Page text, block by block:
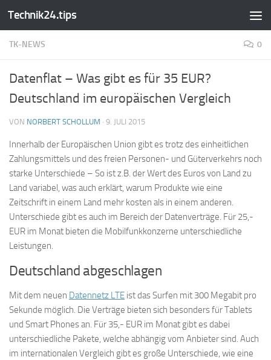
Zum Inhalt springen
Technik24.tips
TK-NEWS 0
Datenflat – Was gibt es für 35 EUR?
Deutschland im europäischen Vergleich
VON NORBERT SCHOLLUM · 9. JULI 2015
Innerhalb der Europäischen Union gibt es trotz des einheitlichen
Zahlungsmittels und des freien Personen- und Güterverkehrs noch
starke Unterschiede – So ist z.B. der Wert des Euros von Land zu
Land variabel, was auch erklärt, warum Produkte wie eine
Zeitschrift in einem Land mehr kosten als in einem anderen.
Unterschiede gibt es auch im Bereich der Datenverträge. Für 25,-
EUR im Monat bieten die Mobilfunkkonzerne unterschiedliche
Leistungen.
Deutschland abgeschlagen
Mit dem neuen Datennetz LTE ist das Surfen mit 300 Megabit pro
Sekunde möglich. Die Verträge bieten sich besonders für Tablets
und Smart Phones an. Für 35,- EUR im Monat gibt es dabei
unterschiedliche Pakete, welche abhängig vom Anbieter sind. Auch
im internationalen Vergleich gibt es große Unterschiede, wie eine